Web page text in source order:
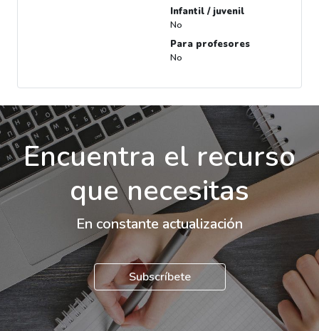
Infantil / juvenil
No
Para profesores
No
Encuentra el recurso
que necesitas
En constante actualización
Subscríbete